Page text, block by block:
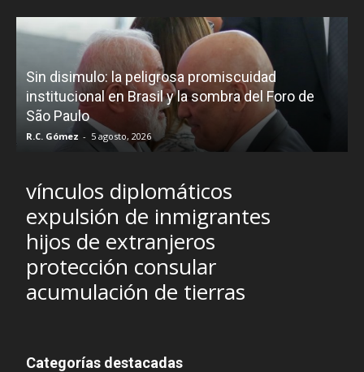
Sin disimulo: la peligrosa promiscuidad
institucional en Brasil y la sombra del Foro de
São Paulo
R.C. Gómez - 5 agosto, 2026
vínculos diplomáticos
expulsión de inmigrantes
hijos de extranjeros
protección consular
acumulación de tierras
Categorías destacadas